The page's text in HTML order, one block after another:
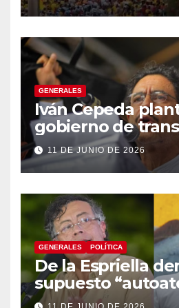
GENERALES
Iván Cepeda
gobierno de
énfasis en el
institucional y
constituyente
11 DE JUNIO DE 2026
GENERALES POLÍTICA
De la Espriella
supuesto
legislativo” tras